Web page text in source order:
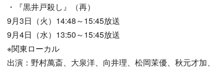
・『黒井戸殺し』（再）
9月3日（火）14:48～15:45放送
9月4日（水）13:50～15:45放送
※関東ローカル
出演：野村萬斎、大泉洋、向井理、松岡茉優、秋元才加、